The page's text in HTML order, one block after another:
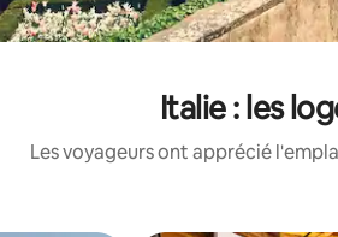
Italie : les
Les voyageurs ont apprécié